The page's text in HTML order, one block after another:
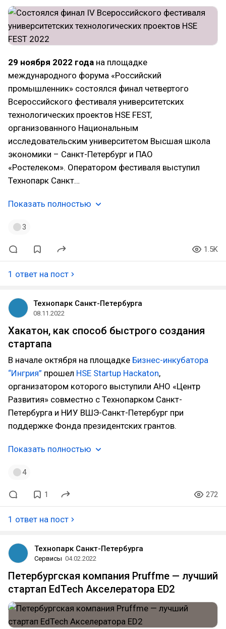
29 ноября 2022 года на площадке
международного форума «Российский
промышленник» состоялся финал четвертого
Всероссийского фестиваля университетских
технологических проектов HSE FEST,
организованного Национальным
исследовательским университетом Высшая школа
экономики – Санкт-Петербург и ПАО
«Ростелеком». Оператором фестиваля выступил
Технопарк Санкт…
Показать полностью
3
1.5K
1 ответ на пост
Технопарк Санкт-Петербурга
08.11.2022
Хакатон, как способ быстрого создания
стартапа
В начале октября на площадке Бизнес-инкубатора
“Ингрия” прошел HSE Startup Hackaton,
организатором которого выступили АНО «Центр
Развития» совместно с Технопарком Санкт-
Петербурга и НИУ ВШЭ-Санкт-Петербург при
поддержке Фонда президентских грантов.
Показать полностью
4
1 272
1 ответ на пост
Технопарк Санкт-Петербурга
Сервисы 04.02.2022
Петербургская компания Pruffme — лучший
стартап EdTech Акселератора ED2